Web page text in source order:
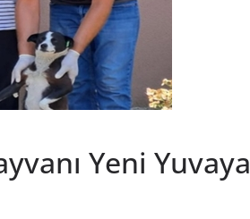
Yeni Yuvaya